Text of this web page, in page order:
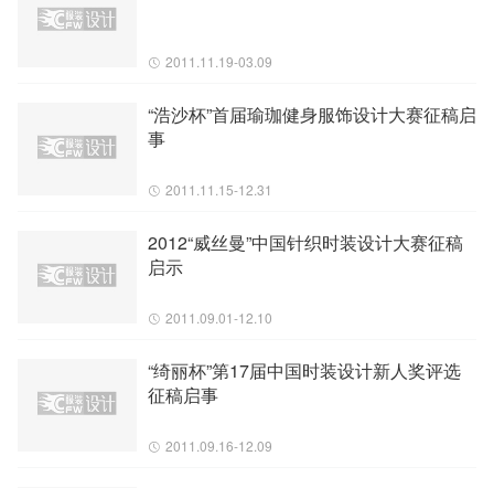
2011.11.19-03.09
“浩沙杯”首届瑜珈健身服饰设计大赛征稿启
事
2011.11.15-12.31
2012“威丝曼”中国针织时装设计大赛征稿
启示
2011.09.01-12.10
“绮丽杯”第17届中国时装设计新人奖评选
征稿启事
2011.09.16-12.09